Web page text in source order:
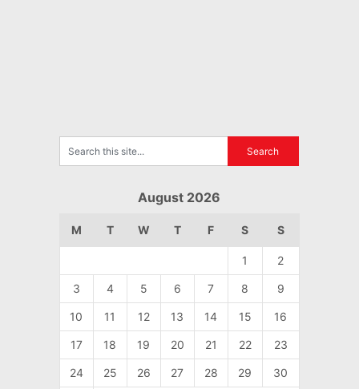
August 2026
M T W T F S S
1 2
3 4 5 6 7 8 9
10 11 12 13 14 15 16
17 18 19 20 21 22 23
24 25 26 27 28 29 30